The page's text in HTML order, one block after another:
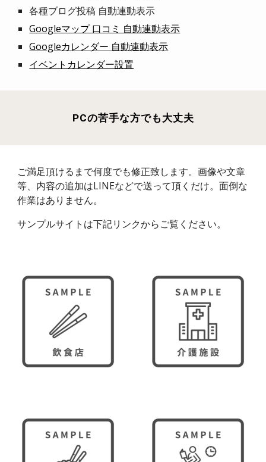
各種ブログ投稿 自動連動表示
Googleマップ 口コミ 自動連動表示
Googleカレンダー 自動連動表示
イベントカレンダー設置
PCの苦手な方でも大丈夫
ご満足頂けるまで何度でも修正致します。画像や文章
等、内容の追加はLINEなどで送って頂くだけ。面倒な
作業はありません。
サンプルサイトは下記リンクからご覧ください。